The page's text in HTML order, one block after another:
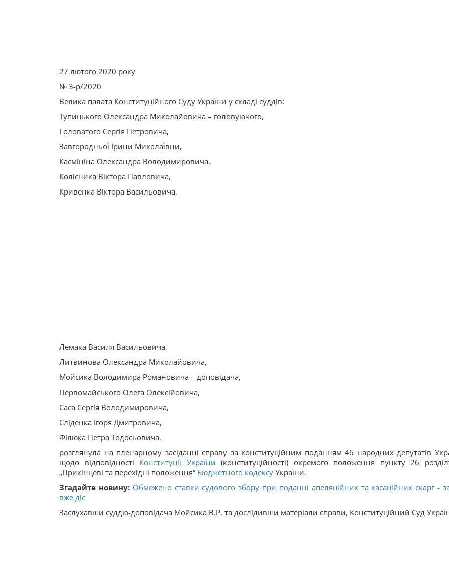
27 лютого 2020 року
№ 3-р/2020
Велика палата Конституційного Суду України у складі суддів:
Тупицького Олександра Миколайовича – головуючого,
Головатого Сергія Петровича,
Завгородньої Ірини Миколаївни,
Касмініна Олександра Володимировича,
Колісника Віктора Павловича,
Кривенка Віктора Васильовича,
Лемака Василя Васильовича,
Литвинова Олександра Миколайовича,
Мойсика Володимира Романовича – доповідача,
Первомайського Олега Олексійовича,
Саса Сергія Володимировича,
Сліденка Ігоря Дмитровича,
Філюка Петра Тодосьовича,
розглянула на пленарному засіданні справу за конституційним поданням 46 народних депутатів
щодо відповідності Конституції України (конституційності) окремого положення пункту 26
„Прикінцеві та перехідні положення“ Бюджетного кодексу України.
Згадайте новину: Обмежено ставки судового збору при поданні апеляційних та касаційних скарг -
вже діє
Заслухавши суддю-доповідача Мойсика В.Р. та дослідивши матеріали справи, Конституційний Суд